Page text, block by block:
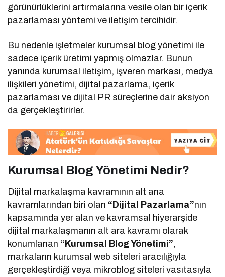
görünürlüklerini artırmalarına vesile olan bir içerik
pazarlaması yöntemi ve iletişim tercihidir.
Bu nedenle işletmeler kurumsal blog yönetimi ile
sadece içerik üretimi yapmış olmazlar. Bunun
yanında kurumsal iletişim, işveren markası, medya
ilişkileri yönetimi, dijital pazarlama, içerik
pazarlaması ve dijital PR süreçlerine dair aksiyon
da gerçekleştirirler.
Kurumsal Blog Yönetimi Nedir?
Dijital markalaşma kavramının alt ana
kavramlarından biri olan “Dijital Pazarlama”nın
kapsamında yer alan ve kavramsal hiyerarşide
dijital markalaşmanın alt ara kavramı olarak
konumlanan “Kurumsal Blog Yönetimi”,
markaların kurumsal web siteleri aracılığıyla
gerçekleştirdiği veya mikroblog siteleri vasıtasıyla